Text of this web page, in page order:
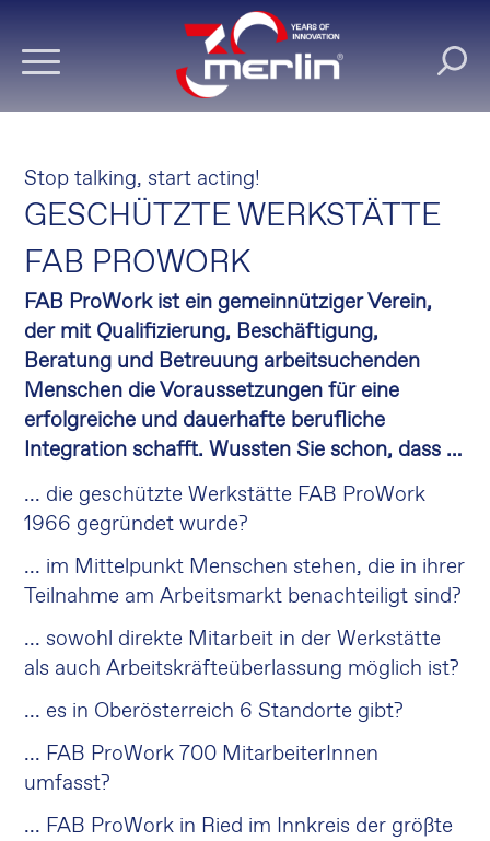
Stop talking, start acting!
GESCHÜTZTE WERKSTÄTTE
FAB PROWORK
FAB ProWork ist ein gemeinnütziger Verein,
der mit Qualifizierung, Beschäftigung,
Beratung und Betreuung arbeitsuchenden
Menschen die Voraussetzungen für eine
erfolgreiche und dauerhafte berufliche
Integration schafft. Wussten Sie schon, dass …
... die geschützte Werkstätte FAB ProWork
1966 gegründet wurde?
... im Mittelpunkt Menschen stehen, die in ihrer
Teilnahme am Arbeitsmarkt benachteiligt sind?
... sowohl direkte Mitarbeit in der Werkstätte
als auch Arbeitskräfteüberlassung möglich ist?
... es in Oberösterreich 6 Standorte gibt?
... FAB ProWork 700 MitarbeiterInnen
umfasst?
... FAB ProWork in Ried im Innkreis der größte